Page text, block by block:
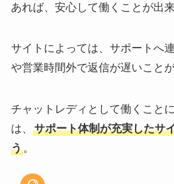
あれば、安心して働くことが出来
サイトによっては、サポートへ
や営業時間外で返信が遅いことが
チャットレディとして働くこと
は、 サポート体制が充実したサ
う。